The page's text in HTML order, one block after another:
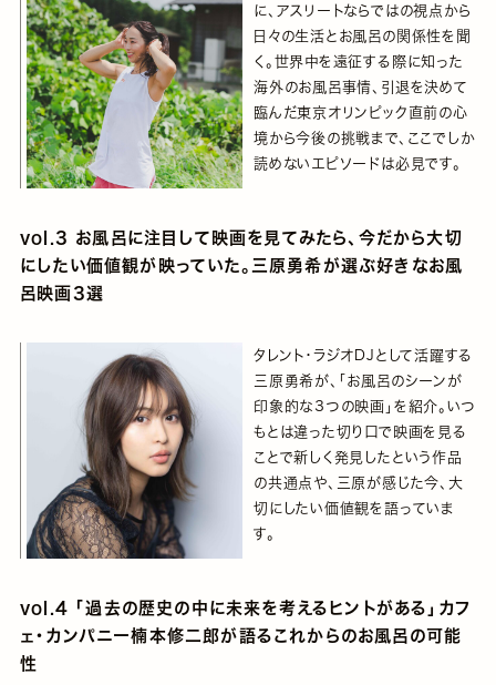
に、アスリートならではの視点から
日々の生活とお風呂の関係性を聞
く。世界中を遠征する際に知った
海外のお風呂事情、引退を決めて
臨んだ東京オリンピック直前の心
境から今後の挑戦まで、ここでしか
読めないエピソードは必見です。
vol.3 お風呂に注目して映画を見てみたら、今だから大切
にしたい価値観が映っていた。三原勇希が選ぶ好きなお風
呂映画3選
タレント・ラジオDJとして活躍する
三原勇希が、「お風呂のシーンが
印象的な３つの映画」を紹介。いつ
もとは違った切り口で映画を見る
ことで新しく発見したという作品
の共通点や、三原が感じた今、大
切にしたい価値観を語っていま
す。
vol.4 「過去の歴史の中に未来を考えるヒントがある」カフ
ェ・カンパニー楠本修二郎が語るこれからのお風呂の可能
性